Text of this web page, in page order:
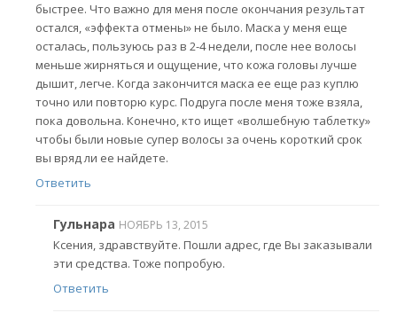
быстрее. Что важно для меня после окончания результат
остался, «эффекта отмены» не было. Маска у меня еще
осталась, пользуюсь раз в 2-4 недели, после нее волосы
меньше жирняться и ощущение, что кожа головы лучше
дышит, легче. Когда закончится маска ее еще раз куплю
точно или повторю курс. Подруга после меня тоже взяла,
пока довольна. Конечно, кто ищет «волшебную таблетку»
чтобы были новые супер волосы за очень короткий срок
вы вряд ли ее найдете.
Ответить
Гульнара НОЯБРЬ 13, 2015
Ксения, здравствуйте. Пошли адрес, где Вы заказывали
эти средства. Тоже попробую.
Ответить